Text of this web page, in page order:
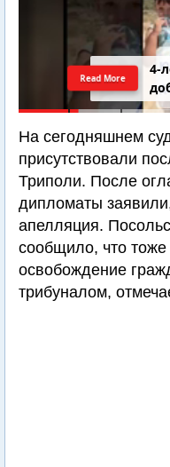
4-
Read More
На сегодняшнем
присутствовали
Триполи. После
дипломаты
апелляция.
сообщило, что тоже
освобождение
трибуналом,